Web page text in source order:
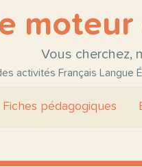
moteur
Vous cherchez,
activités Français Langue
Fiches pédagogiques